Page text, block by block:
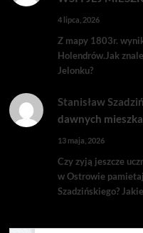
4 lipca, 2026
Z mapy 1803r.
Holendrów.Jak
Jelonku?
Stanisław
dawnych
13 maja, 2026
Czy zyją jeszcze
w Ostrowie
Szadzińskiego?